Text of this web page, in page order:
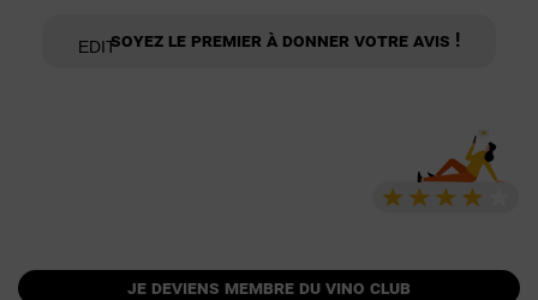
Soyez le premier à donner votre avis !
je deviens membre du vino club